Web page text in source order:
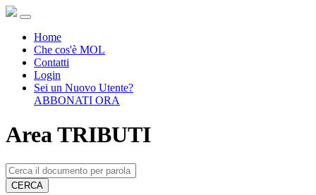
Home
Che cos'è MOL
Contatti
Login
Sei un Nuovo Utente?
ABBONATI ORA
Area TRIBUTI
CERCA